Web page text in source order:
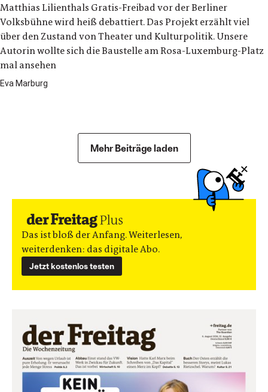
Matthias Lilienthals Gratis-Freibad vor der Berliner
Volksbühne wird heiß debattiert. Das Projekt erzählt viel
über den Zustand von Theater und Kulturpolitik. Unsere
Autorin wollte sich die Baustelle am Rosa-Luxemburg-Platz
mal ansehen
Eva Marburg
Mehr Beiträge laden
Das ist bloß der Anfang. Weiterlesen,
weiterdenken: das digitale Abo.
Jetzt kostenlos testen